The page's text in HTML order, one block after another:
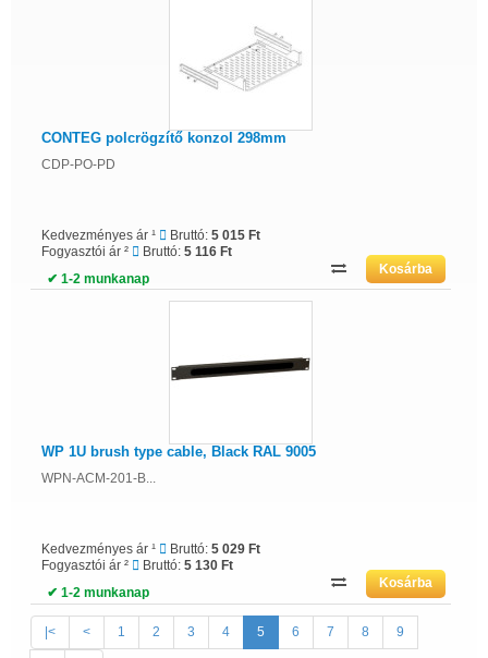
CONTEG polcrögzítő konzol 298mm
CDP-PO-PD
Kedvezményes ár ¹ Bruttó: 5 015 Ft
Fogyasztói ár ²
Bruttó: 5 116 Ft
✔ 1-2 munkanap
WP 1U brush type cable, Black RAL 9005
WPN-ACM-201-B...
Kedvezményes ár ¹ Bruttó: 5 029 Ft
Fogyasztói ár ²
Bruttó: 5 130 Ft
✔ 1-2 munkanap
|< < 1 2 3 4 5 6 7 8 9